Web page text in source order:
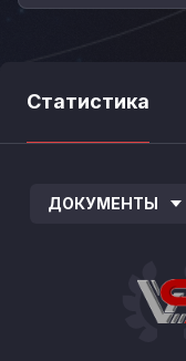
Статистика
ДОКУМЕНТЫ